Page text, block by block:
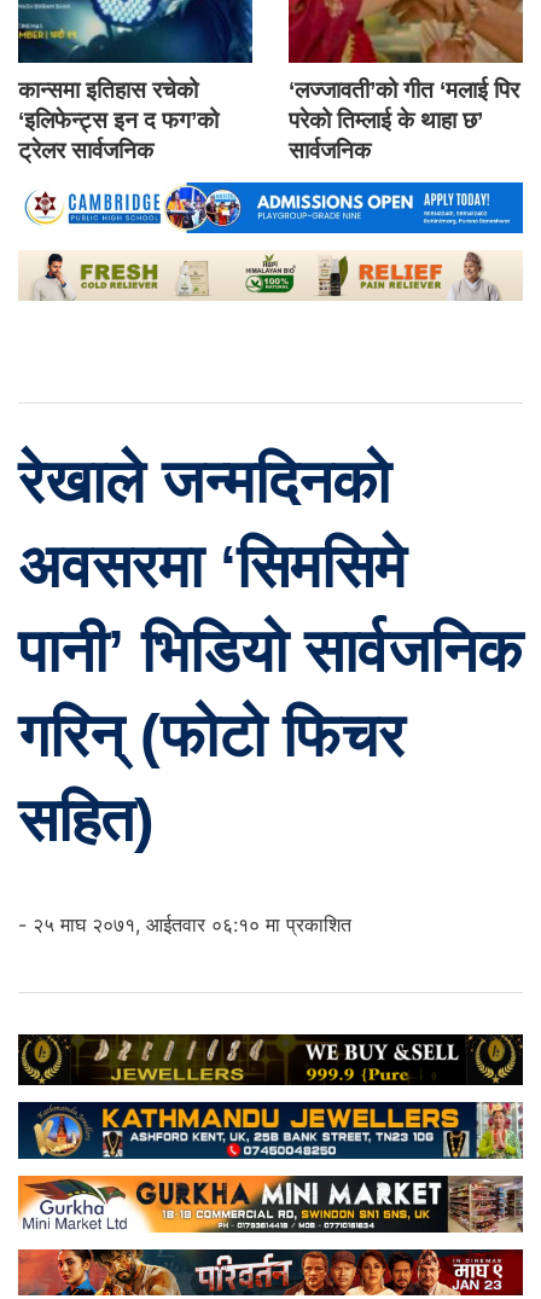
कान्समा इतिहास रचेको
‘इलिफेन्ट्स इन द फग’को
ट्रेलर सार्वजनिक
‘लज्जावती’को गीत ‘मलाई पिर
परेको तिम्लाई के थाहा छ’
सार्वजनिक
रेखाले जन्मदिनको
अवसरमा ‘सिमसिमे
पानी’ भिडियो सार्वजनिक
गरिन् (फोटो फिचर
सहित)
- २५ माघ २०७१, आईतवार ०६:१० मा प्रकाशित